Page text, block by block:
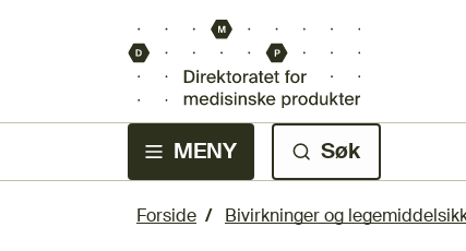
MENY Søk
Forside Bivirkninger og